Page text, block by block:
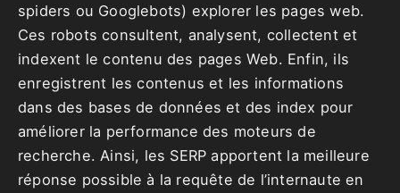
spiders ou Googlebots) explorer les pages web.
Ces robots consultent, analysent, collectent et
indexent le contenu des pages Web. Enfin, ils
enregistrent les contenus et les informations
dans des bases de données et des index pour
améliorer la performance des moteurs de
recherche. Ainsi, les SERP apportent la meilleure
réponse possible à la requête de l’internaute en